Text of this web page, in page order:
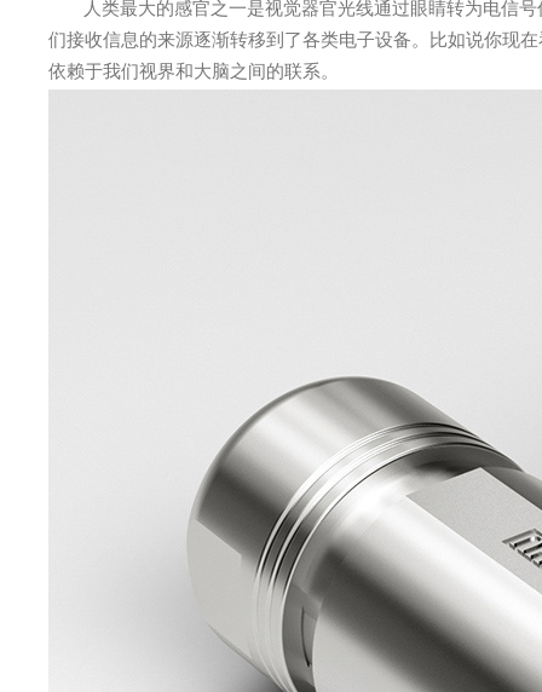
人类最大的感官之一是视觉器官光线通过眼睛转为电信
们接收信息的来源逐渐转移到了各类电子设备。比如说你现
依赖于我们视界和大脑之间的联系。